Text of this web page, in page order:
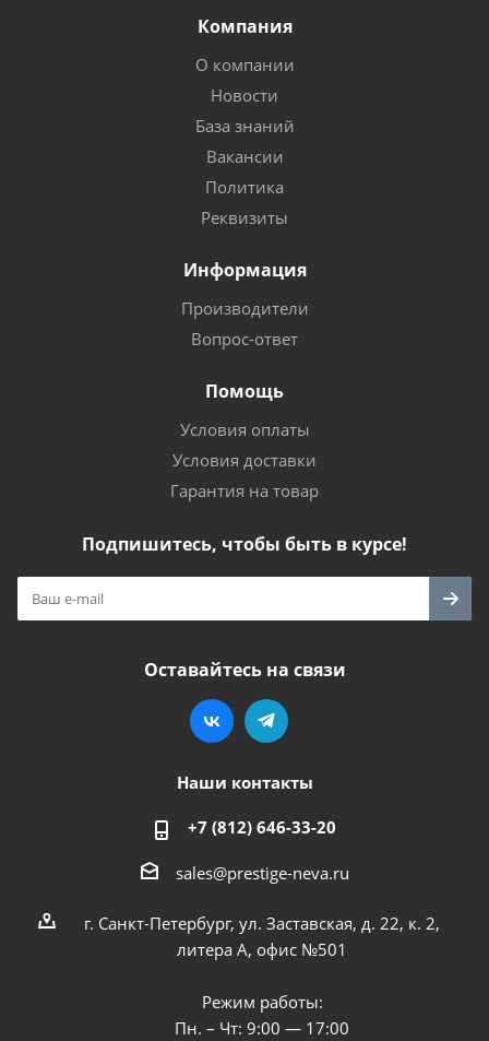
Компания
О компании
Новости
База знаний
Вакансии
Политика
Реквизиты
Информация
Производители
Вопрос-ответ
Помощь
Условия оплаты
Условия доставки
Гарантия на товар
Подпишитесь, чтобы быть в курсе!
Оставайтесь на связи
Наши контакты
+7 (812) 646-33-20
sales@prestige-neva.ru
г. Санкт-Петербург, ул. Заставская, д. 22, к. 2,
литера А, офис №501
Режим работы:
Пн. – Чт: 9:00 — 17:00